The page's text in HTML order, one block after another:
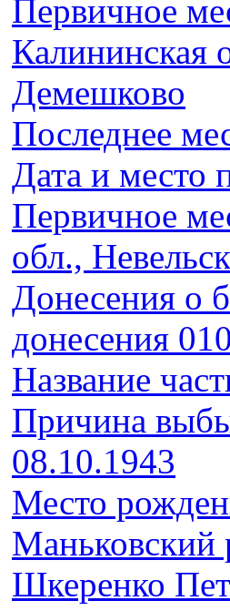
Первичное
Калининская
Демешково
Последнее
Дата и место
Первичное
обл.,
Донесения о
донесения
Название
Причина
08.10.1943
Место
Маньковский
Шкеренко